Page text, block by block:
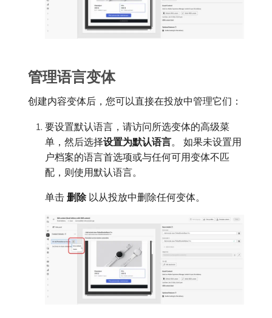
管理语言变体
创建内容变体后，您可以直接在投放中管理它们：
要设置默认语言，请访问所选变体的高级菜
单，然后选择​设置为默认语言。 如果未设置用
户档案的语言首选项或与任何可用变体不匹
配，则使用默认语言。
单击​ 删除​以从投放中删除任何变体。